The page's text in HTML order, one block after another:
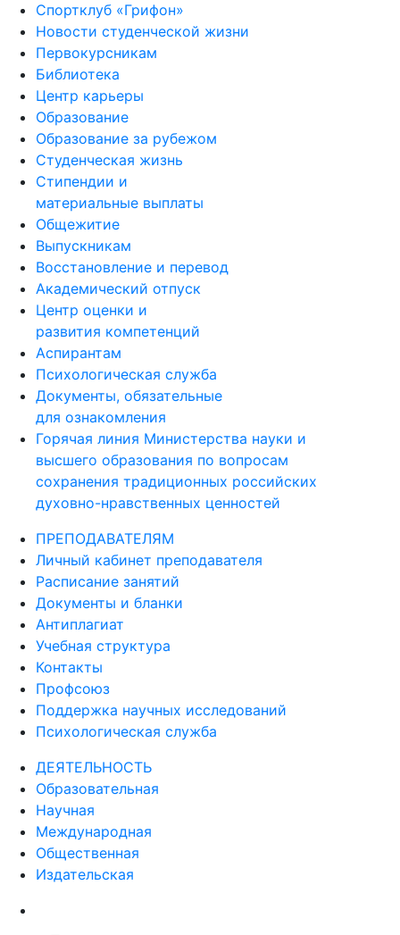
Спортклуб «Грифон»
Новости студенческой жизни
Первокурсникам
Библиотека
Центр карьеры
Образование
Образование за рубежом
Студенческая жизнь
Стипендии и
материальные выплаты
Общежитие
Выпускникам
Восстановление и перевод
Академический отпуск
Центр оценки и
развития компетенций
Аспирантам
Психологическая служба
Документы, обязательные
для ознакомления
Горячая линия Министерства науки и
высшего образования по вопросам
сохранения традиционных российских
духовно-нравственных ценностей
ПРЕПОДАВАТЕЛЯМ
Личный кабинет преподавателя
Расписание занятий
Документы и бланки
Антиплагиат
Учебная структура
Контакты
Профсоюз
Поддержка научных исследований
Психологическая служба
ДЕЯТЕЛЬНОСТЬ
Образовательная
Научная
Международная
Общественная
Издательская